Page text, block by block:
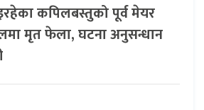
कपिलबस्तुको पूर्व मेयर
मृत फेला, घटना अनुसन्धान